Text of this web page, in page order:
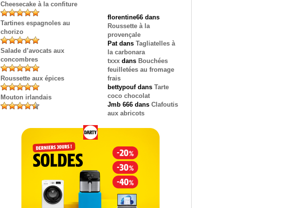
Cheesecake à la confiture
Tartines espagnoles au
chorizo
Salade d’avocats aux
concombres
Roussette aux épices
Mouton irlandais
florentine66 dans
Roussette à la
provençale
Patdans Tagliatelles à
la carbonara
txxx dans Bouchées
feuilletées au fromage
frais
bettypoufdans Tarte
coco chocolat
Jmb 666 dans Clafoutis
aux abricots